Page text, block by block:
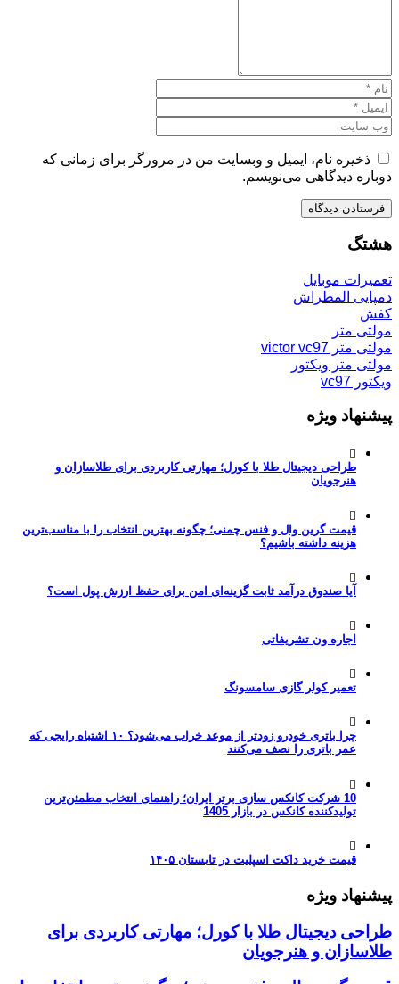
ذخیره نام، ایمیل و وبسایت من در مرورگر برای زمانی که
دوباره دیدگاهی می‌نویسم.
هشتگ
تعمیرات موبایل
دمپایی المطراش
کفش
مولتی متر
مولتی متر victor vc97
مولتی متر ویکتور
ویکتور vc97
پیشنهاد ویژه
طراحی دیجیتال طلا با کورل؛ مهارتی کاربردی برای طلاسازان و
هنرجویان
قیمت گرین وال و فنس چمنی؛ چگونه بهترین انتخاب را با مناسب‌ترین
هزینه داشته باشیم؟
آیا صندوق درآمد ثابت گزینه‌ای امن برای حفظ ارزش پول است؟
اجاره ون تشریفاتی
تعمیر کولر گازی سامسونگ
چرا باتری خودرو زودتر از موعد خراب می‌شود؟ ۱۰ اشتباه رایجی که
عمر باتری را نصف می‌کنند
10 شرکت کانکس سازی برتر ایران؛ راهنمای انتخاب مطمئن‌ترین
تولیدکننده کانکس در بازار 1405
قیمت خرید داکت اسپلیت در تابستان ۱۴۰۵
پیشنهاد ویژه
طراحی دیجیتال طلا با کورل؛ مهارتی کاربردی برای
طلاسازان و هنرجویان